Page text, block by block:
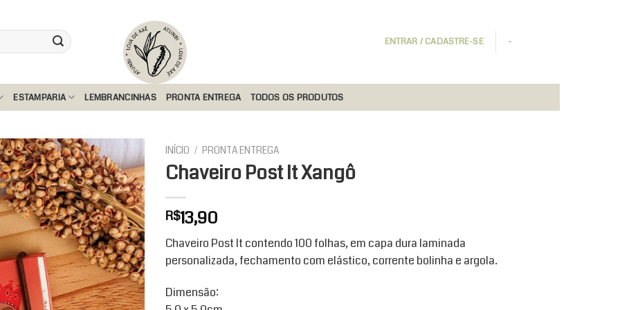
ENTRAR / CADASTRE-SE -
ESTAMPARIA LEMBRANCINHAS PRONTA ENTREGA TODOS OS PRODUTOS
Add to
wishlist
INÍCIO / PRONTA ENTREGA
Chaveiro Post It Xangô
R$13,90
Chaveiro Post It contendo 100 folhas, em capa dura laminada
personalizada, fechamento com elástico, corrente bolinha e argola.
Dimensão: